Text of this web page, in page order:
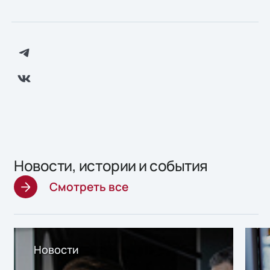
Новости, истории и события
Смотреть все
Новости